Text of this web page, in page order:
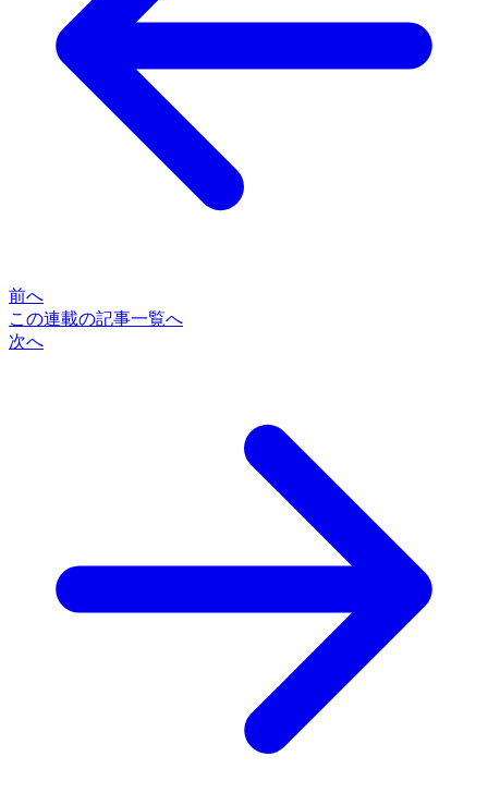
前へ
この連載の記事一覧へ
次へ